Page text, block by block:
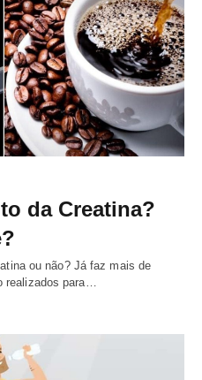
da Creatina?
ou não? Já faz mais de
realizados para…